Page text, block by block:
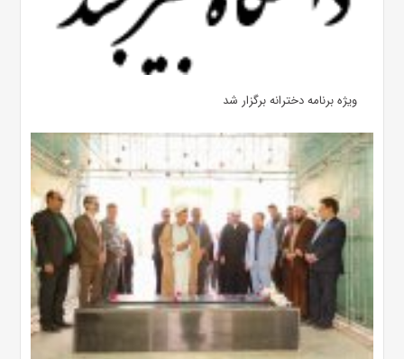
ویژه برنامه دخترانه برگزار شد